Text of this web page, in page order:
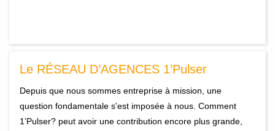
Le RÉSEAU D’AGENCES 1’Pulser
Depuis que nous sommes entreprise à mission, une
question fondamentale s'est imposée à nous. Comment
1’Pulser? peut avoir une contribution encore plus grande,